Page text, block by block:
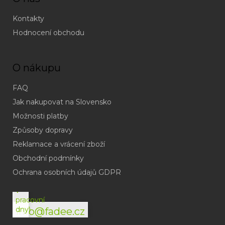
Kontakty
Hodnocení obchodu
O nákupu
FAQ
Jak nakupovat na Slovensko
Možnosti platby
Způsoby dopravy
Reklamace a vrácení zboží
Obchodní podmínky
Ochrana osobních údajů GDPR
info@fadee.cz
(odpověď
do
v
pracovní
dny)
(Po-